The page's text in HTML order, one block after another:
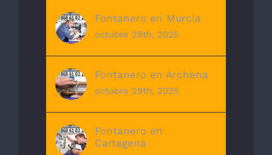
Fontanero en Murcia
octubre 29th, 2025
Fontanero en Archena
octubre 29th, 2025
Fontanero en
Cartagena